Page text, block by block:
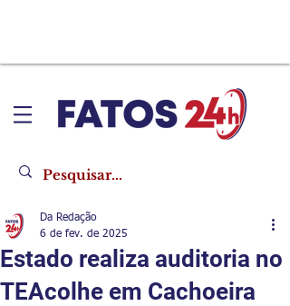
Estado realiza auditoria no
TEAcolhe em Cachoeira
Da Redação
6 de fev. de 2025